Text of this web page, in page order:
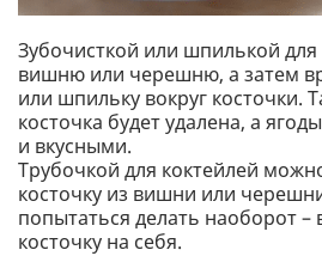
Зубочисткой или шпилькой
вишню или черешню, а затем
или шпильку вокруг косточки.
косточка будет удалена, а
и вкусными.
Трубочкой для коктейлей
косточку из вишни или
попытаться делать наоборот –
косточку на себя.